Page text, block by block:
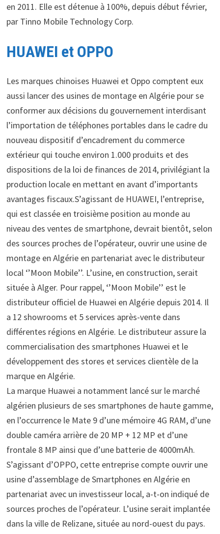
en 2011. Elle est détenue à 100%, depuis début février,
par Tinno Mobile Technology Corp.
HUAWEI et OPPO
Les marques chinoises Huawei et Oppo comptent eux
aussi lancer des usines de montage en Algérie pour se
conformer aux décisions du gouvernement interdisant
l’importation de téléphones portables dans le cadre du
nouveau dispositif d’encadrement du commerce
extérieur qui touche environ 1.000 produits et des
dispositions de la loi de finances de 2014, privilégiant la
production locale en mettant en avant d’importants
avantages fiscaux.S’agissant de HUAWEI, l’entreprise,
qui est classée en troisième position au monde au
niveau des ventes de smartphone, devrait bientôt, selon
des sources proches de l’opérateur, ouvrir une usine de
montage en Algérie en partenariat avec le distributeur
local ‘’Moon Mobile’’. L’usine, en construction, serait
située à Alger. Pour rappel, ‘’Moon Mobile’’ est le
distributeur officiel de Huawei en Algérie depuis 2014. Il
a 12 showrooms et 5 services après-vente dans
différentes régions en Algérie. Le distributeur assure la
commercialisation des smartphones Huawei et le
développement des stores et services clientèle de la
marque en Algérie.
La marque Huawei a notamment lancé sur le marché
algérien plusieurs de ses smartphones de haute gamme,
en l’occurrence le Mate 9 d’une mémoire 4G RAM, d’une
double caméra arrière de 20 MP + 12 MP et d’une
frontale 8 MP ainsi que d’une batterie de 4000mAh.
S’agissant d’OPPO, cette entreprise compte ouvrir une
usine d’assemblage de Smartphones en Algérie en
partenariat avec un investisseur local, a-t-on indiqué de
sources proches de l’opérateur. L’usine serait implantée
dans la ville de Relizane, située au nord-ouest du pays.